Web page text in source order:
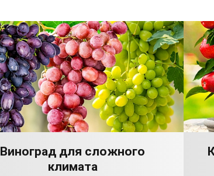
Виноград для сложного
климата